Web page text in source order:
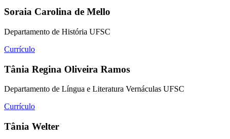
Soraia Carolina de Mello
Departamento de História UFSC
Currículo
Tânia Regina Oliveira Ramos
Departamento de Língua e Literatura Vernáculas UFSC
Currículo
Tânia Welter